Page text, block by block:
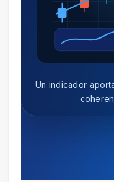
Un indicador